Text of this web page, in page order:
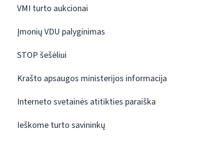
VMI turto aukcionai
Įmonių VDU palyginimas
STOP šešėliui
Krašto apsaugos ministerijos informacija
Interneto svetainės atitikties paraiška
Ieškome turto savininkų